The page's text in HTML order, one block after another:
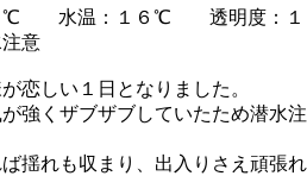
℃ 水温：１６℃ 透明度：１
意
恋しい１日となりました。
強くザブザブしていたため潜水注
揺れも収まり、出入りさえ頑張れ